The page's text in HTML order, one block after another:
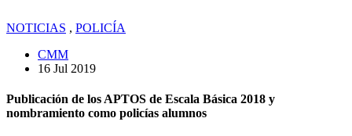
NOTICIAS , POLICÍA
CMM
16 Jul 2019
Publicación de los APTOS de Escala Básica 2018 y
nombramiento como policías alumnos